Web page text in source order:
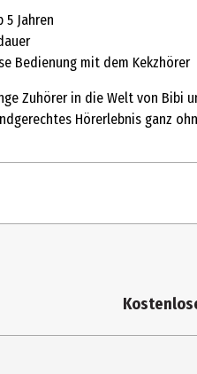
5 Jahren
Bedienung mit dem Kekzhörer
Zuhörer in die Welt von Bibi
Hörerlebnis ganz